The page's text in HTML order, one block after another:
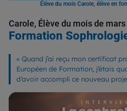
Élève du mois Carole, élève en
Carole, Élève du mois de mars
Formation
« Quand j’ai reçu mon certificat
Européen de Formation, j’étais
d’avoir accompli ce nouveau